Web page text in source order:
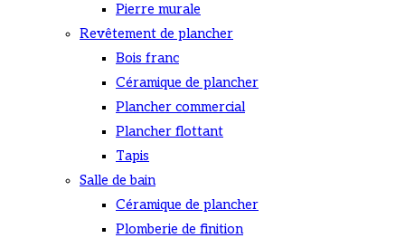
Pierre murale
Revêtement de plancher
Bois franc
Céramique de plancher
Plancher commercial
Plancher flottant
Tapis
Salle de bain
Céramique de plancher
Plomberie de finition